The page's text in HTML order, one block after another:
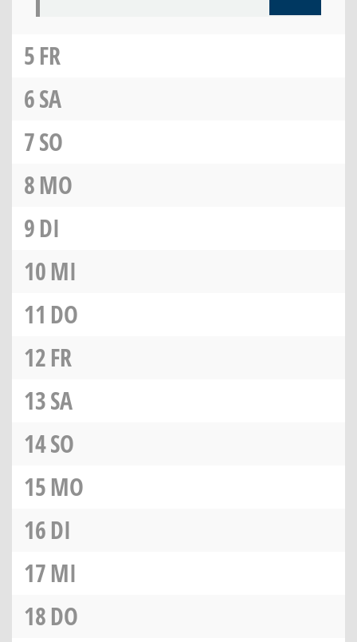
5FR
6SA
7SO
8MO
9DI
10MI
11 DO
12FR
13SA
14SO
15MO
16DI
17MI
18DO